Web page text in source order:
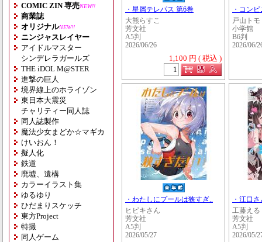
COMIC ZIN 専売NEW!!
商業誌
オリジナルNEW!!
ニンジャスレイヤー
アイドルマスター
シンデレラガールズ
THE iDOL M@STER
進撃の巨人
境界線上のホライゾン
東日本大震災
チャリティー同人誌
同人誌製作
魔法少女まどか☆マギカ
けいおん！
擬人化
鉄道
廃墟、遺構
カラーイラスト集
ゆるゆり
ひだまりスケッチ
東方Project
特撮
同人ゲーム
・星屑テレパス 第6巻
大熊らすこ
芳文社
A5判
2026/06/26
1,100 円 ( 税込 )
・コン
戸山トモ
小学館
B6判
2026/06/
・わたしにプールは狭すぎ..
ヒビキさん
芳文社
A5判
2026/05/27
・江口
工藤える
芳文社
A5判
2026/05/